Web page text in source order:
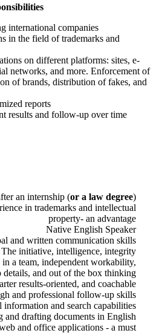
international companies
in the field of trademarks and
on different platforms: sites, e-
networks, and more. Enforcement of
of brands, distribution of fakes, and
reports
results and follow-up over time
an internship (or a law degree)
in trademarks and intellectual
property- an advantage
Native English Speaker
and written communication skills
The initiative, intelligence, integrity
a team, independent workability,
and out of the box thinking
results-oriented, and coachable
and professional follow-up skills
and search capabilities
drafting documents in English
and office applications - a must